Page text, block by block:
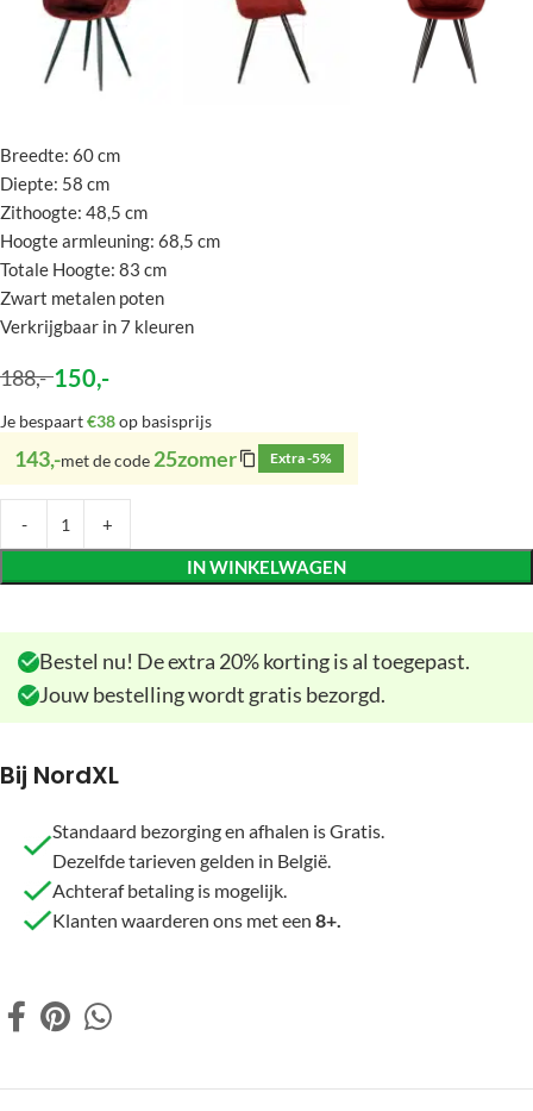
Breedte: 60 cm
Diepte: 58 cm
Zithoogte: 48,5 cm
Hoogte armleuning: 68,5 cm
Totale Hoogte: 83 cm
Zwart metalen poten
Verkrijgbaar in 7 kleuren
188,- 150,-
Je bespaart€38op basisprijs
143,-met de code 25zomer Extra -5%
IN WINKELWAGEN
Bestel nu! De extra 20% korting is al toegepast.
Jouw bestelling wordt gratis bezorgd.
Bij NordXL
Standaard bezorging en afhalen is Gratis.
Dezelfde tarieven gelden in België.
Achteraf betaling is mogelijk.
Klanten waarderen ons met een 8+.